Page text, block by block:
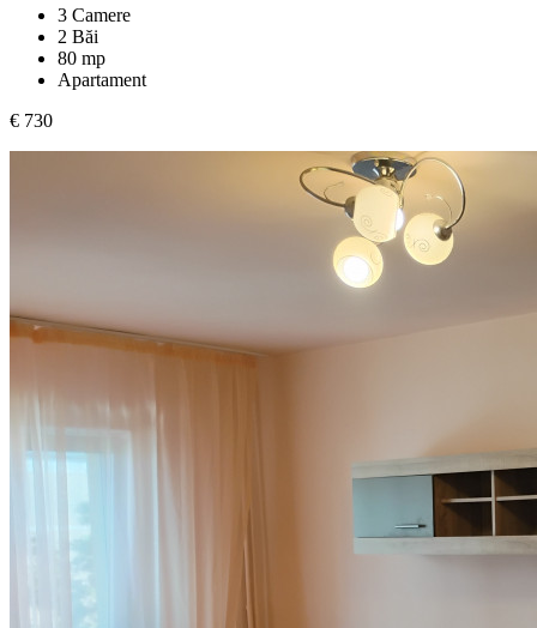
3 Camere
2 Băi
80 mp
Apartament
€ 730